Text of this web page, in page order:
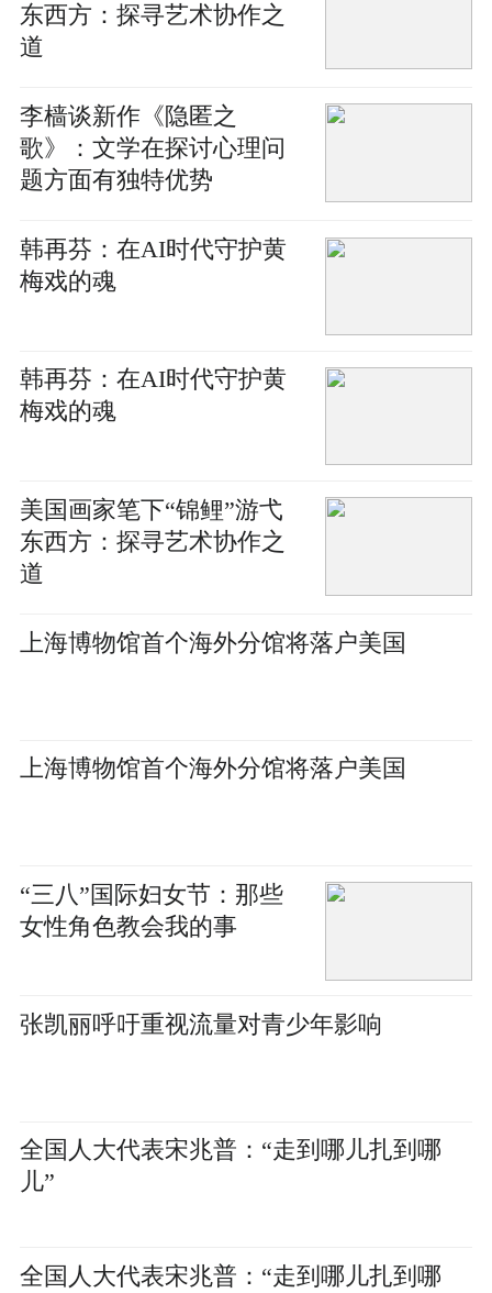
东西方：探寻艺术协作之
道
李樯谈新作《隐匿之
歌》：文学在探讨心理问
题方面有独特优势
韩再芬：在AI时代守护黄
梅戏的魂
韩再芬：在AI时代守护黄
梅戏的魂
美国画家笔下“锦鲤”游弋
东西方：探寻艺术协作之
道
上海博物馆首个海外分馆将落户美国
上海博物馆首个海外分馆将落户美国
“三八”国际妇女节：那些
女性角色教会我的事
张凯丽呼吁重视流量对青少年影响
全国人大代表宋兆普：“走到哪儿扎到哪
儿”
全国人大代表宋兆普：“走到哪儿扎到哪